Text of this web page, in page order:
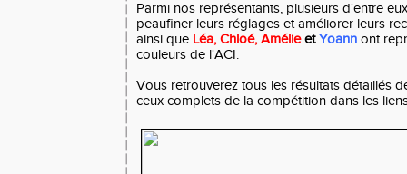
Parmi nos représentants, plusieurs d'entre
peaufiner leurs réglages et améliorer leurs
ainsi que Léa, Chloé, AmélieetYoann ont
couleurs de l'ACI.
Vous retrouverez tous les résultats détaillés
ceux complets de la compétition dans les